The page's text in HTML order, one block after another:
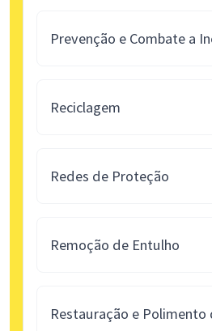
Prevenção e Combate a
Reciclagem
Redes de Proteção
Remoção de Entulho
Restauração e Polimento